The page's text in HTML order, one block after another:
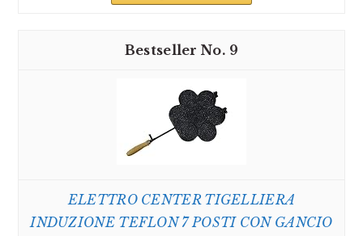
9
ELETTRO CENTER TIGELLIERA
INDUZIONE TEFLON 7 POSTI CON GANCIO